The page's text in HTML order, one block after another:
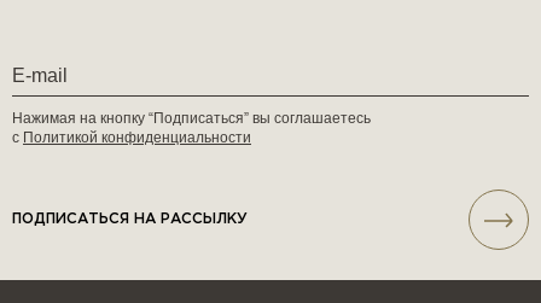
Нажимая на кнопку “Подписаться” вы соглашаетесь
с Политикой конфиденциальности
ПОДПИСАТЬСЯ НА РАССЫЛКУ